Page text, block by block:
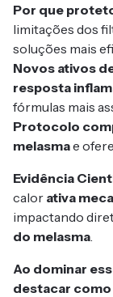
Por que
limitações dos
soluções mais
Novos ativos
resposta
fórmulas mais
Protocolo
melasmae
Evidência
calor ativa
impactando
do melasma
Ao dominar
destacar como